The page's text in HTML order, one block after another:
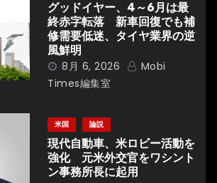
グッドイヤー、4～6月は最
終赤字転落 新車回復でも補
修需要低迷、タイヤ業界の逆
風鮮明
8月 6, 2026
Mobi
Times編集室
米国 論説
現代自動車、米ロビー活動を
強化 元米外交官をワシント
ン事務所長に起用